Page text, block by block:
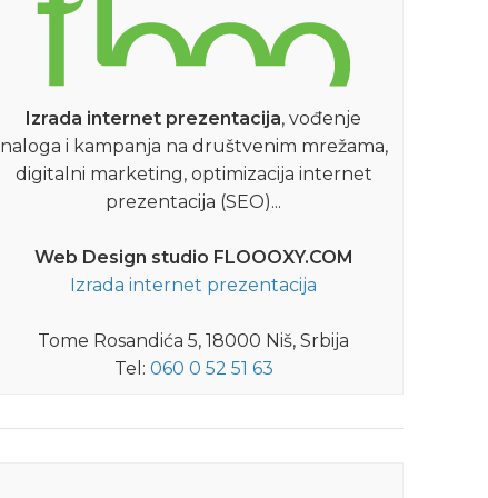
Izrada internet prezentacija, vođenje
naloga i kampanja na društvenim mrežama,
digitalni marketing, optimizacija internet
prezentacija (SEO)...
Web Design studio FLOOOXY.COM
Izrada internet prezentacija
Tome Rosandića 5, 18000 Niš, Srbija
Tel: 060 0 52 51 63